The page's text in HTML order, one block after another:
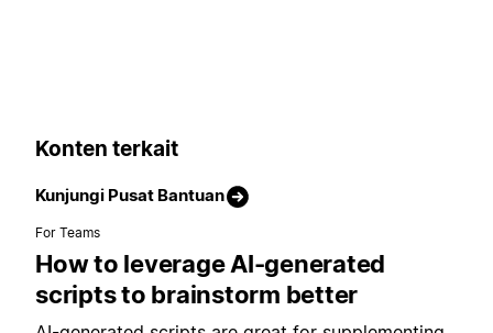
Konten terkait
Kunjungi Pusat Bantuan
For Teams
How to leverage AI-generated
scripts to brainstorm better